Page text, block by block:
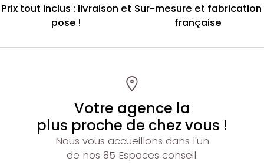
Prix tout inclus : livraison et
pose !
Sur-mesure et fabrication
française
Votre agence la
plus proche de chez vous !
Nous vous accueillons dans l'un
de nos 85 Espaces conseil.